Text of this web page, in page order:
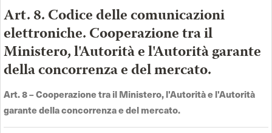
Art. 8. Codice delle comunicazioni
elettroniche. Cooperazione tra il
Ministero, l'Autorità e l'Autorità garante
della concorrenza e del mercato.
Art. 8 –Cooperazione tra il Ministero, l'Autorità e l'Autorità
garante della concorrenza e del mercato.